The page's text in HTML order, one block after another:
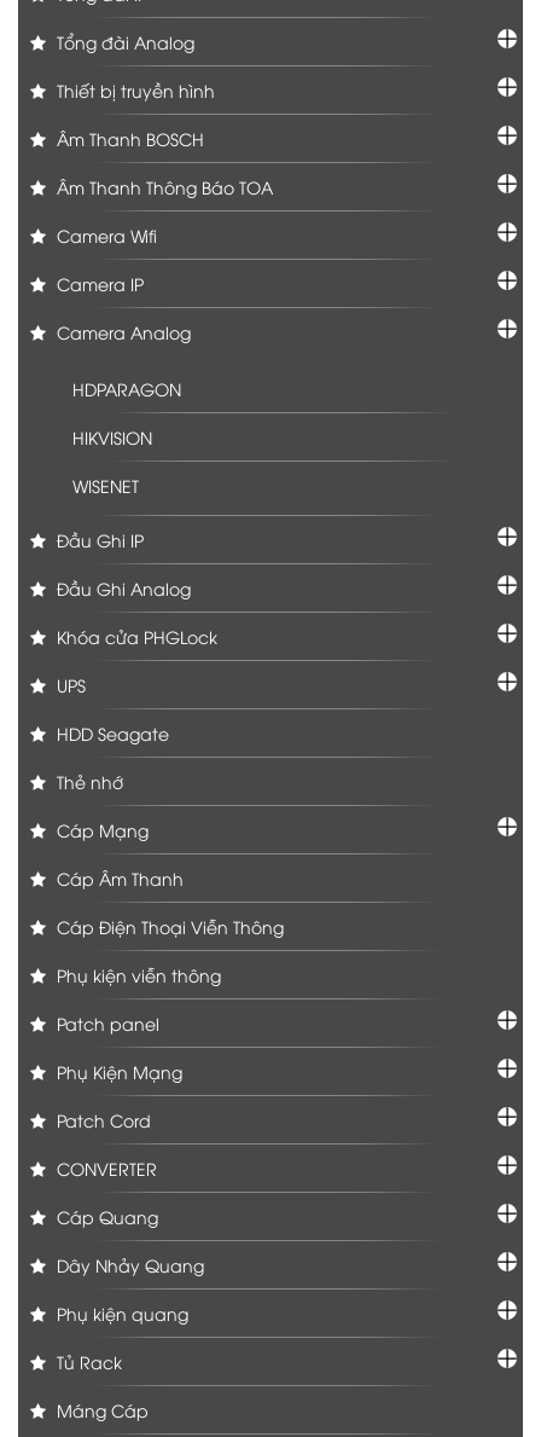
Tổng đài Analog
Thiết bị truyền hình
Âm Thanh BOSCH
Âm Thanh Thông Báo TOA
Camera Wifi
Camera IP
Camera Analog
HDPARAGON
HIKVISION
WISENET
Đầu Ghi IP
Đầu Ghi Analog
Khóa cửa PHGLock
UPS
HDD Seagate
Thẻ nhớ
Cáp Mạng
Cáp Âm Thanh
Cáp Điện Thoại Viễn Thông
Phụ kiện viễn thông
Patch panel
Phụ Kiện Mạng
Patch Cord
CONVERTER
Cáp Quang
Dây Nhảy Quang
Phụ kiện quang
Tủ Rack
Máng Cáp